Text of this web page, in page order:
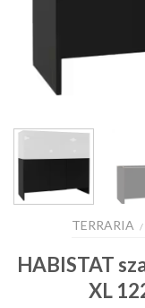
TERRARIA /
HABISTAT
XL